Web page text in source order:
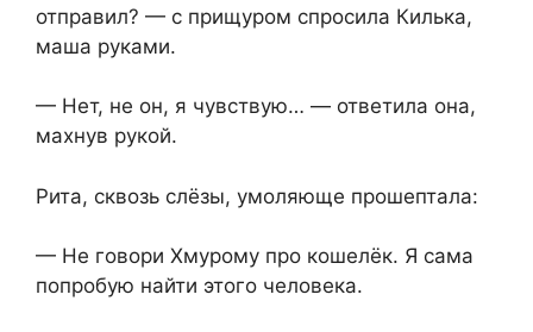
отправил? — с прищуром спросила Килька,
маша руками.
— Нет, не он, я чувствую… — ответила она,
махнув рукой.
Рита, сквозь слёзы, умоляюще прошептала:
— Не говори Хмурому про кошелёк. Я сама
попробую найти этого человека.